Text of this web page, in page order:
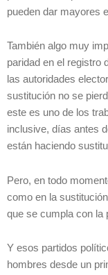
pueden dar mayores
También algo muy
paridad en el registro
las autoridades
sustitución no se
este es uno de los
inclusive, días antes
están haciendo
Pero, en todo
como en la
que se cumpla con la
Y esos partidos
hombres desde un